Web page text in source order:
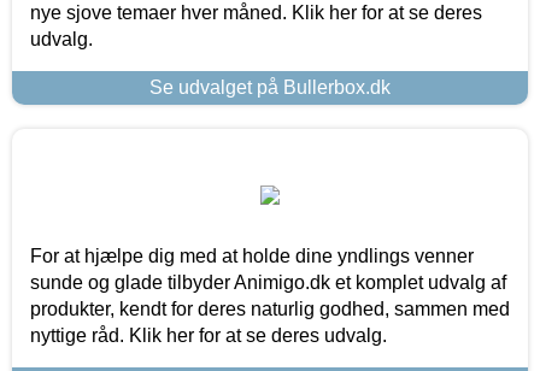
nye sjove temaer hver måned. Klik her for at se deres
udvalg.
Se udvalget på Bullerbox.dk
For at hjælpe dig med at holde dine yndlings venner
sunde og glade tilbyder Animigo.dk et komplet udvalg af
produkter, kendt for deres naturlig godhed, sammen med
nyttige råd. Klik her for at se deres udvalg.